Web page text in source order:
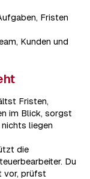
Fristen
Kunden und
Fristen,
im Blick, sorgst
liegen
die
Du
vor, prüfst